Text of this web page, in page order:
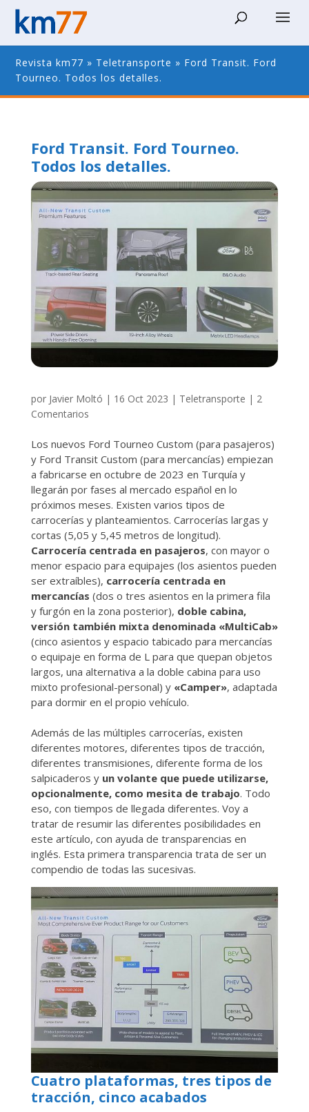
Revista km77 » Teletransporte » Ford Transit. Ford
Tourneo. Todos los detalles.
Ford Transit. Ford Tourneo.
Todos los detalles.
por Javier Moltó | 16 Oct 2023 | Teletransporte | 2
Comentarios
Los nuevos Ford Tourneo Custom (para pasajeros)
y Ford Transit Custom (para mercancías) empiezan
a fabricarse en octubre de 2023 en Turquía y
llegarán por fases al mercado español en lo
próximos meses. Existen varios tipos de
carrocerías y planteamientos. Carrocerías largas y
cortas (5,05 y 5,45 metros de longitud).
Carrocería centrada en pasajeros, con mayor o
menor espacio para equipajes (los asientos pueden
ser extraíbles), carrocería centrada en
mercancías (dos o tres asientos en la primera fila
y furgón en la zona posterior), doble cabina,
versión también mixta denominada «MultiCab»
(cinco asientos y espacio tabicado para mercancías
o equipaje en forma de L para que quepan objetos
largos, una alternativa a la doble cabina para uso
mixto profesional-personal) y «Camper», adaptada
para dormir en el propio vehículo.
Además de las múltiples carrocerías, existen
diferentes motores, diferentes tipos de tracción,
diferentes transmisiones, diferente forma de los
salpicaderos y un volante que puede utilizarse,
opcionalmente, como mesita de trabajo. Todo
eso, con tiempos de llegada diferentes. Voy a
tratar de resumir las diferentes posibilidades en
este artículo, con ayuda de transparencias en
inglés. Esta primera transparencia trata de ser un
compendio de todas las sucesivas.
Cuatro plataformas, tres tipos de
tracción, cinco acabados